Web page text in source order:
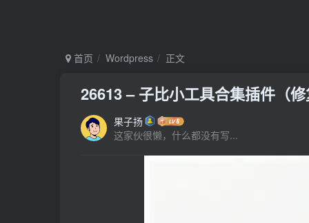
首页 Wordpress 正文
26613 – 子比小工具合集插件（
果子扬
这家伙很懒，什么都没有写...